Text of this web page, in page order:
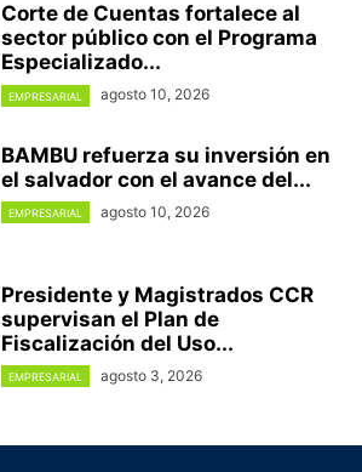
Corte de Cuentas fortalece al
sector público con el Programa
Especializado...
EMPRESARIAL agosto 10, 2026
BAMBU refuerza su inversión en
el salvador con el avance del...
EMPRESARIAL agosto 10, 2026
Presidente y Magistrados CCR
supervisan el Plan de
Fiscalización del Uso...
EMPRESARIAL agosto 3, 2026